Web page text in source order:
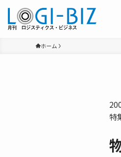
ホーム
特